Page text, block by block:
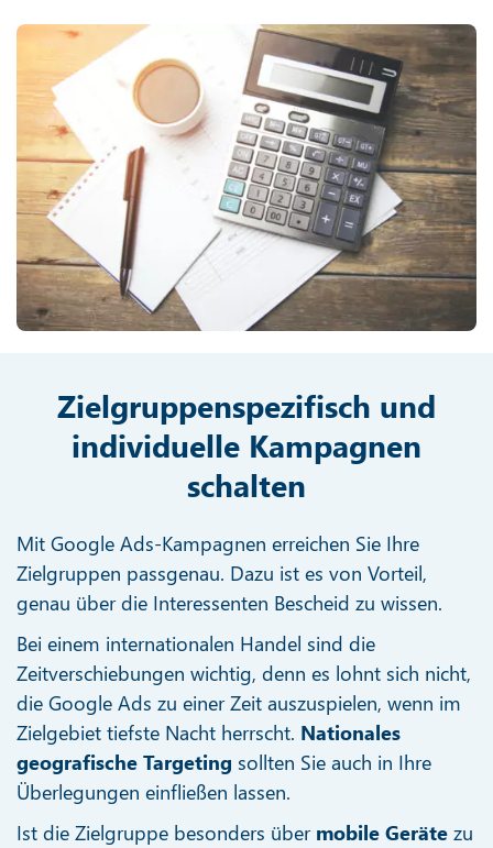
Zielgruppenspezifisch und
individuelle Kampagnen
schalten
Mit Google Ads-Kampagnen erreichen Sie Ihre
Zielgruppen passgenau. Dazu ist es von Vorteil,
genau über die Interessenten Bescheid zu wissen.
Bei einem internationalen Handel sind die
Zeitverschiebungen wichtig, denn es lohnt sich nicht,
die Google Ads zu einer Zeit auszuspielen, wenn im
Zielgebiet tiefste Nacht herrscht. Nationales
geografische Targeting sollten Sie auch in Ihre
Überlegungen einfließen lassen.
Ist die Zielgruppe besonders über mobile Geräte zu